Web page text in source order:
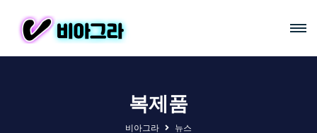
복제품
비아그라 뉴스